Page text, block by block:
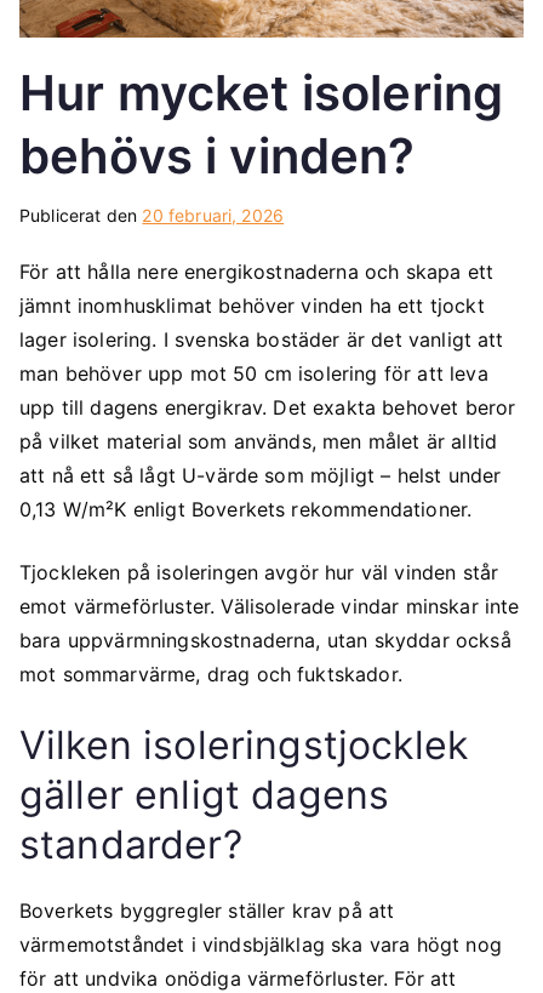
Hur mycket isolering
behövs i vinden?
Publicerat den 20 februari, 2026
För att hålla nere energikostnaderna och skapa ett
jämnt inomhusklimat behöver vinden ha ett tjockt
lager isolering. I svenska bostäder är det vanligt att
man behöver upp mot 50 cm isolering för att leva
upp till dagens energikrav. Det exakta behovet beror
på vilket material som används, men målet är alltid
att nå ett så lågt U-värde som möjligt – helst under
0,13 W/m²K enligt Boverkets rekommendationer.
Tjockleken på isoleringen avgör hur väl vinden står
emot värmeförluster. Välisolerade vindar minskar inte
bara uppvärmningskostnaderna, utan skyddar också
mot sommarvärme, drag och fuktskador.
Vilken isoleringstjocklek
gäller enligt dagens
standarder?
Boverkets byggregler ställer krav på att
värmemotståndet i vindsbjälklag ska vara högt nog
för att undvika onödiga värmeförluster. För att